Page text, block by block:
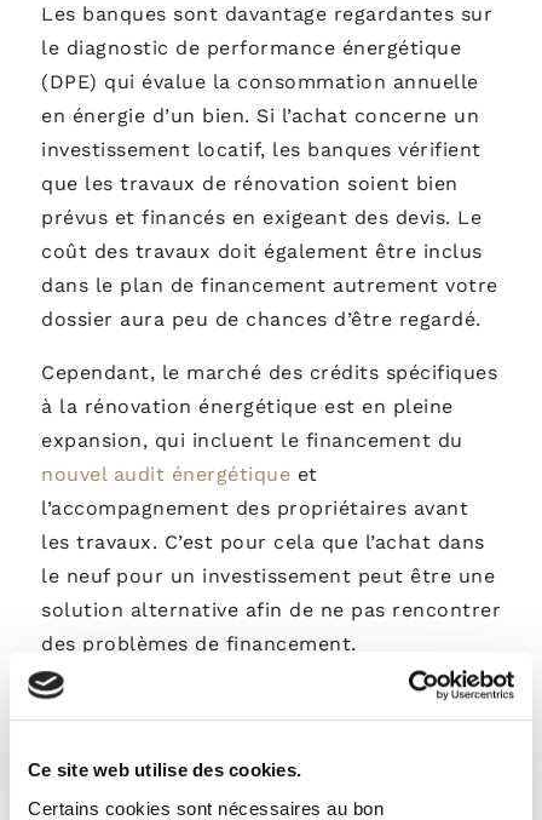
Ce site web utilise des cookies.
Certains cookies sont nécessaires au bon
Les banques sont davantage regardantes sur
le diagnostic de performance énergétique
(DPE) qui évalue la consommation annuelle
en énergie d’un bien. Si l’achat concerne un
investissement locatif, les banques vérifient
que les travaux de rénovation soient bien
prévus et financés en exigeant des devis. Le
coût des travaux doit également être inclus
dans le plan de financement autrement votre
dossier aura peu de chances d’être regardé.
Cependant, le marché des crédits spécifiques
à la rénovation énergétique est en pleine
expansion, qui incluent le financement du
nouvel audit énergétique et
l’accompagnement des propriétaires avant
les travaux. C’est pour cela que l’achat dans
le neuf pour un investissement peut être une
solution alternative afin de ne pas rencontrer
des problèmes de financement.
Économies d’énergie
importantes